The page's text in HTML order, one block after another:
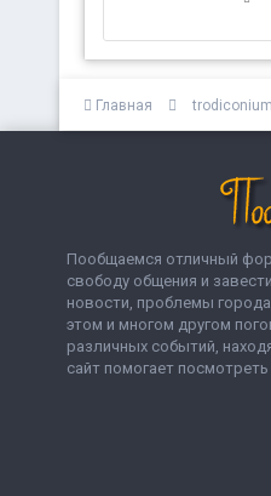
Главная
Пообщаемся отличный
свободу общения и
новости, проблемы
этом и многом другом
различных событий,
сайт помогает